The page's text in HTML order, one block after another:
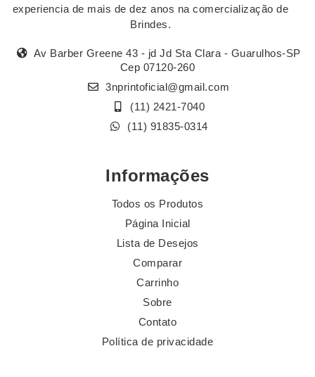
experiencia de mais de dez anos na comercialização de
Brindes.
Av Barber Greene 43 - jd Jd Sta Clara - Guarulhos-SP
Cep 07120-260
3nprintoficial@gmail.com
(11) 2421-7040
(11) 91835-0314
Informações
Todos os Produtos
Página Inicial
Lista de Desejos
Comparar
Carrinho
Sobre
Contato
Política de privacidade